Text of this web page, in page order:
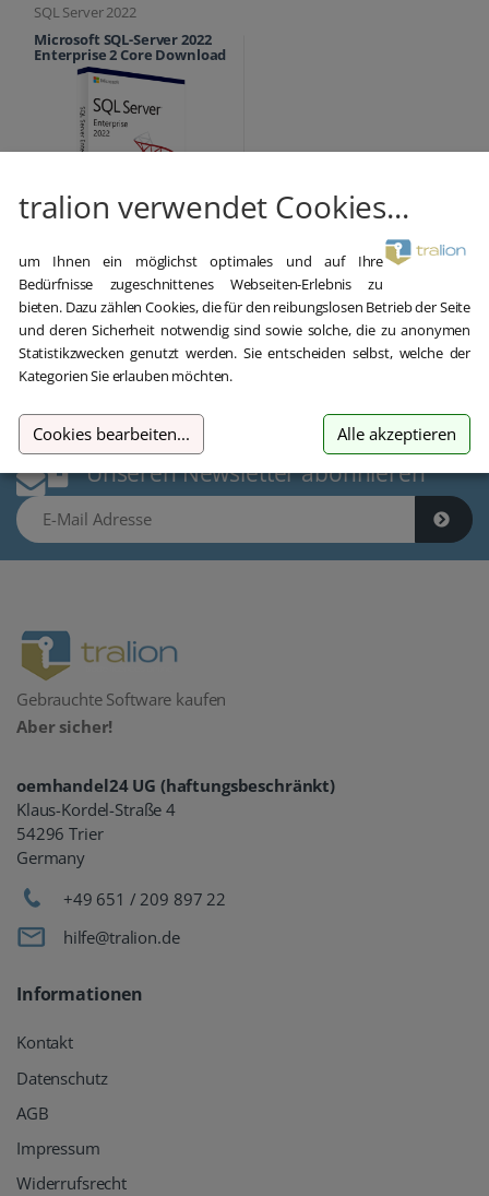
SQL Server 2022
Microsoft SQL-Server 2022
Enterprise 2 Core Download
7.999,89 €
inkl. MwSt.
Unseren Newsletter abonnieren
E-Mail Adresse
Gebrauchte Software kaufen
Aber sicher!
oemhandel24 UG (haftungsbeschränkt)
Klaus-Kordel-Straße 4
54296 Trier
Germany
+49 651 / 209 897 22
hilfe@tralion.de
Informationen
Kontakt
Datenschutz
AGB
Impressum
Widerrufsrecht
tralion verwendet Cookies...
um Ihnen ein möglichst optimales und auf Ihre
Bedürfnisse zugeschnittenes Webseiten-Erlebnis zu
bieten. Dazu zählen Cookies, die für den reibungslosen Betrieb der Seite
und deren Sicherheit notwendig sind sowie solche, die zu anonymen
Statistikzwecken genutzt werden. Sie entscheiden selbst, welche der
Kategorien Sie erlauben möchten.
Cookies bearbeiten... Alle akzeptieren